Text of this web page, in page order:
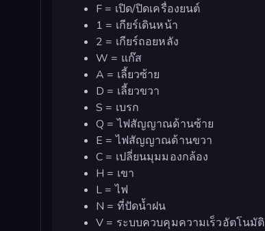
F = เปิด/ปิดเครื่องยนต์
1 = เกียร์เดินหน้า
2 = เกียร์ถอยหลัง
W = แก๊ส
A = เลี้ยวซ้าย
D = เลี้ยวขวา
S = เบรก
Q = ไฟสัญญาณด้านซ้าย
E = ไฟสัญญาณด้านขวา
C = เปลี่ยนมุมมองกล้อง
H = เขา
L = ไฟ
N = ที่ปัดน้ำฝน
V = ระบบควบคุมความเร็วอัตโนมัติ